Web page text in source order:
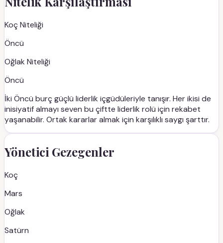
KoçNiteliği
Öncü
Oğlak Niteliği
Öncü
İki Öncü burç güçlü liderlik içgüdüleriyle tanışır. Her ikisi de
inisiyatif almayı seven bu çiftte liderlik rolü için rekabet
yaşanabilir. Ortak kararlar almak için karşılıklı saygı şarttır.
Yönetici Gezegenler
Koç
Mars
Oğlak
Satürn